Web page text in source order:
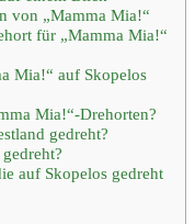
von „Mamma Mia!“
für „Mamma Mia!“
Mia!“ auf Skopelos
Mia!“-Drehorten?
gedreht?
auf Skopelos gedreht